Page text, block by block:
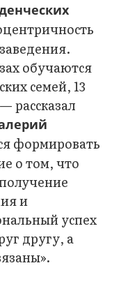
обучаются
семей, 13
рассказал
формировать
о том, что
и
успех
другу, а